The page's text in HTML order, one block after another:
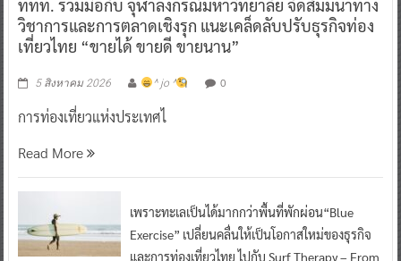
ททท. ร่วมมือกับ จุฬาลงกรณ์มหาวิทยาลัย จัดสัมมนาทาง
วิชาการและการตลาดเชิงรุก แนะเคล็ดลับปรับธุรกิจท่อง
เที่ยวไทย “ขายได้ ขายดี ขายนาน”
5 สิงหาคม 2026 ^ jo ^ 0
การท่องเที่ยวแห่งประเทศไ
Read More
เพราะทะเลเป็นได้มากกว่าพื้นที่พักผ่อน“Blue
Exercise” เปลี่ยนคลื่นให้เป็นโอกาสใหม่ของธุรกิจ
และการท่องเที่ยวไทย ไปกับ Surf Therapy – From